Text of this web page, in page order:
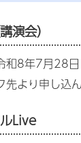
演会）
8年7月28日
より申し込
Live